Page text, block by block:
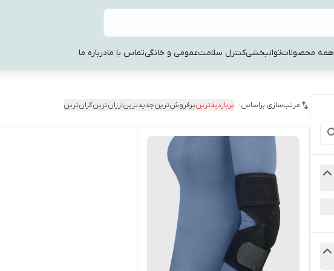
همه محصولاتتوانبخشیکنترل سلامتعمومی و خانگیتماس با مادرباره ما
مرتب‌سازی براساس: پربازدیدترینپرفروش‌ترینجدیدترینارزان‌ترینگران‌ترین